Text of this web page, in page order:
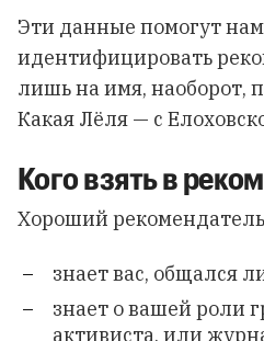
Эти данные помогут
идентифицировать
лишь на имя, наоборот,
Какая Лёля — с
Кого взять в
Хороший
знает вас, общался
знает о вашей роли
активиста, или